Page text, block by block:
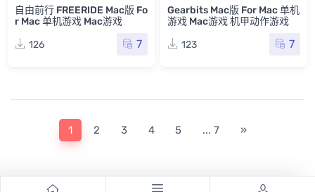
自由前行 FREERIDE Mac版 Fo
r Mac 单机游戏 Mac游戏
126
7
Gearbits Mac版 For Mac 单机
游戏 Mac游戏 机甲动作游戏
123
7
1 2 3 4 5 ... 7 »